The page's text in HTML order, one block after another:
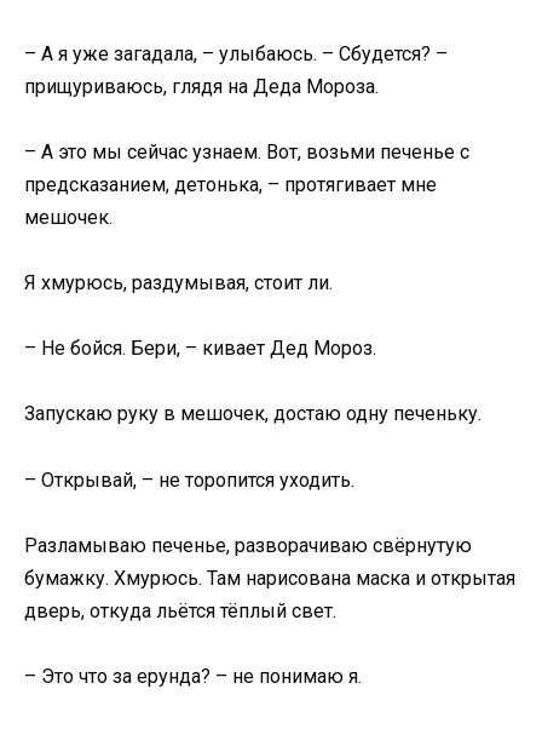
– А я уже загадала, – улыбаюсь. – Сбудется? –
прищуриваюсь, глядя на Деда Мороза.
– А это мы сейчас узнаем. Вот, возьми печенье с
предсказанием, детонька, – протягивает мне
мешочек.
Я хмурюсь, раздумывая, стоит ли.
– Не бойся. Бери, – кивает Дед Мороз.
Запускаю руку в мешочек, достаю одну печеньку.
– Открывай, – не торопится уходить.
Разламываю печенье, разворачиваю свёрнутую
бумажку. Хмурюсь. Там нарисована маска и открытая
дверь, откуда льётся тёплый свет.
– Это что за ерунда? – не понимаю я.